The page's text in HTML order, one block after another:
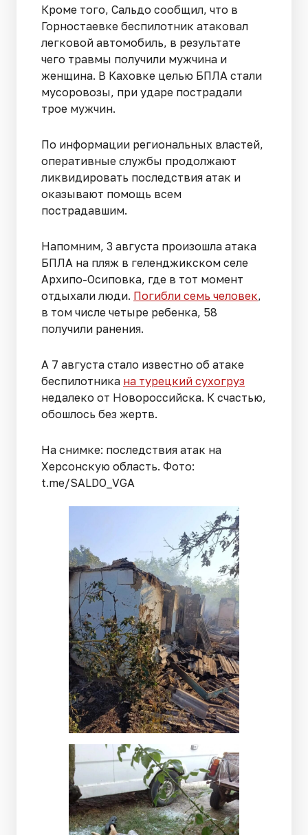
Кроме того, Сальдо сообщил, что в
Горностаевке беспилотник атаковал
легковой автомобиль, в результате
чего травмы получили мужчина и
женщина. В Каховке целью БПЛА стали
мусоровозы, при ударе пострадали
трое мужчин.
По информации региональных властей,
оперативные службы продолжают
ликвидировать последствия атак и
оказывают помощь всем
пострадавшим.
Напомним, 3 августа произошла атака
БПЛА на пляж в геленджикском селе
Архипо-Осиповка, где в тот момент
отдыхали люди. Погибли семь человек,
в том числе четыре ребенка, 58
получили ранения.
А 7 августа стало известно об атаке
беспилотника на турецкий сухогруз
недалеко от Новороссийска. К счастью,
обошлось без жертв.
На снимке: последствия атак на
Херсонскую область. Фото:
t.me/SALDO_VGA